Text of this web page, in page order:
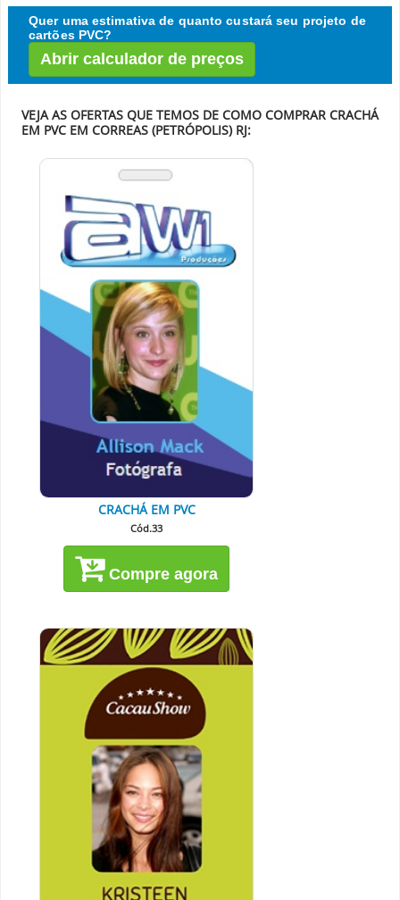
Quer uma estimativa de quanto custará seu projeto de
cartões PVC?
Abrir calculador de preços
VEJA AS OFERTAS QUE TEMOS DE COMO COMPRAR CRACHÁ
EM PVC EM CORREAS (PETRÓPOLIS) RJ:
CRACHÁ EM PVC
Cód.33
Compre agora